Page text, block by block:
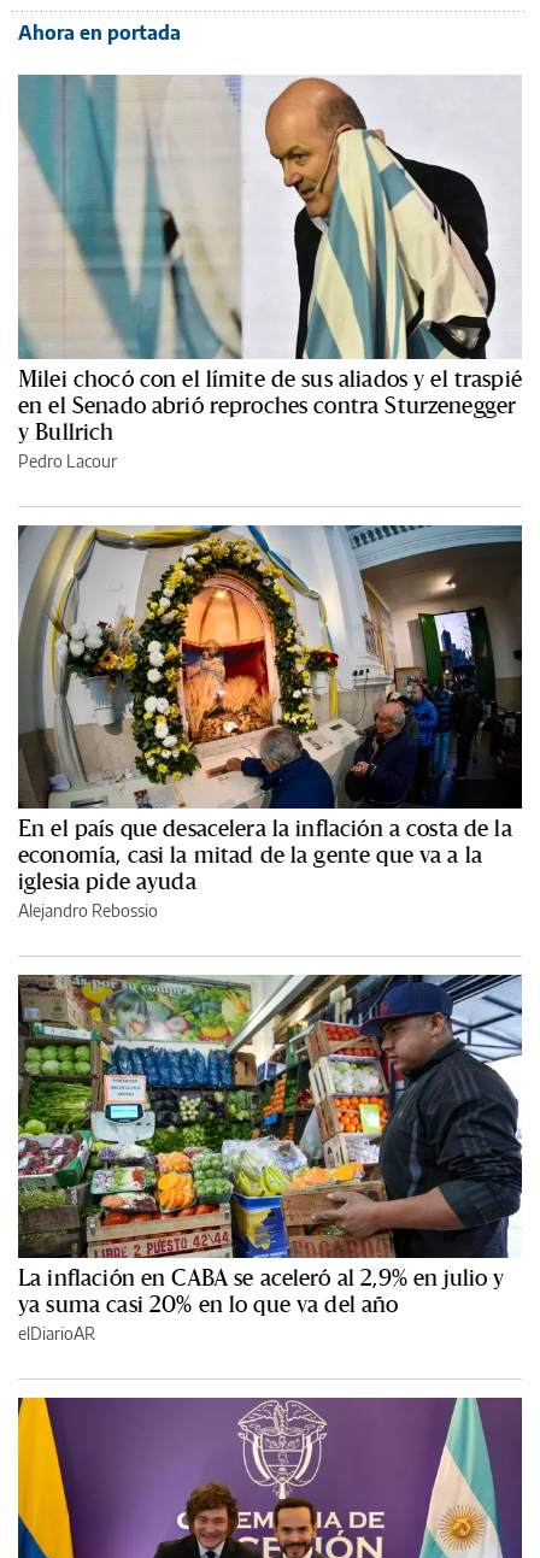
Ahora en portada
Milei chocó con el límite de sus aliados y el traspié
en el Senado abrió reproches contra Sturzenegger
y Bullrich
Pedro Lacour
En el país que desacelera la inflación a costa de la
economía, casi la mitad de la gente que va a la
iglesia pide ayuda
Alejandro Rebossio
La inflación en CABA se aceleró al 2,9% en julio y
ya suma casi 20% en lo que va del año
elDiarioAR